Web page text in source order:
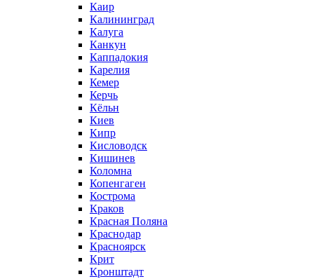
Каир
Калининград
Калуга
Канкун
Каппадокия
Карелия
Кемер
Керчь
Кёльн
Киев
Кипр
Кисловодск
Кишинев
Коломна
Копенгаген
Кострома
Краков
Красная Поляна
Краснодар
Красноярск
Крит
Кронштадт